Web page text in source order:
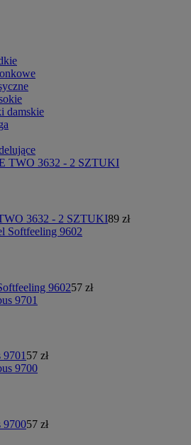
damskie
3632 - 2 SZTUKI89 zł
960257 zł
57 zł
970057 zł